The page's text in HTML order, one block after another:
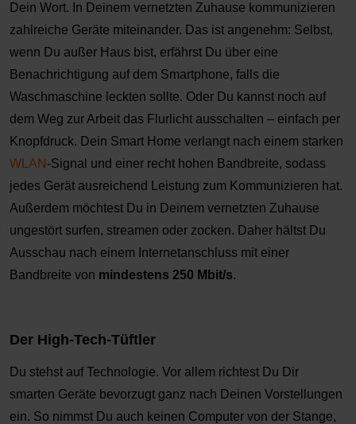
Dein Wort. In Deinem vernetzten Zuhause kommunizieren
zahlreiche Geräte miteinander. Das ist angenehm: Selbst,
wenn Du außer Haus bist, erfährst Du über eine
Benachrichtigung auf dem Smartphone, falls die
Waschmaschine leckten sollte. Oder Du kannst noch auf
dem Weg zur Arbeit das Flurlicht ausschalten – einfach per
Knopfdruck. Dein Smart Home verlangt nach einem starken
WLAN -Signal und einer recht hohen Bandbreite, sodass
jedes Gerät ausreichend Leistung zum Kommunizieren hat.
Außerdem möchtest Du in Deinem vernetzten Zuhause
ungestört surfen, streamen oder zocken. Daher hältst Du
Ausschau nach einem Internetanschluss mit einer
Bandbreite von mindestens 250 Mbit/s.
Der High-Tech-Tüftler
Du stehst auf Technologie. Vor allem richtest Du Dir
smarten Geräte bevorzugt ganz nach Deinen Vorstellungen
ein. So nimmst Du auch keinen Computer von der Stange,